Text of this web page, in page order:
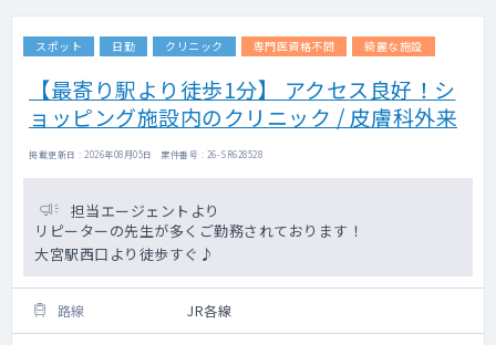
スポット 日勤 クリニック 専門医資格不問 綺麗な施設
【最寄り駅より徒歩1分】 アクセス良好！シ
ョッピング施設内のクリニック / 皮膚科外来
掲載更新日 : 2026年08月05日 案件番号 : 26-SR628528
担当エージェントより
リピーターの先生が多くご勤務されております！
大宮駅西口より徒歩すぐ♪
路線 JR各線